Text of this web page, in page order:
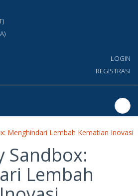
LOGIN
REGISTRASI
Menghindari Lembah Kematian Inovasi
Sandbox:
Lembah